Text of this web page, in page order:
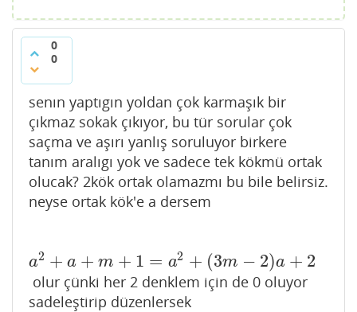
0
0
senın yaptıgın yoldan çok karmaşık bir
çıkmaz sokak çıkıyor, bu tür sorular çok
saçma ve aşırı yanlış soruluyor birkere
tanım aralıgı yok ve sadece tek kökmü ortak
olucak? 2kök ortak olamazmı bu bile belirsiz.
neyse ortak kök'e a dersem
a2 + a + m + 1 = a2 + (3m − 2)a + 2
a2 +a+m+1 =a 2+( 3m− 2)a +2
olur çünki her 2 denklem için de 0 oluyor
sadeleştirip düzenlersek